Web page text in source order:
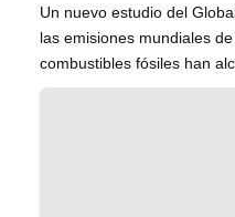
Un nuevo estudio del
las emisiones mundiales
combustibles fósiles han